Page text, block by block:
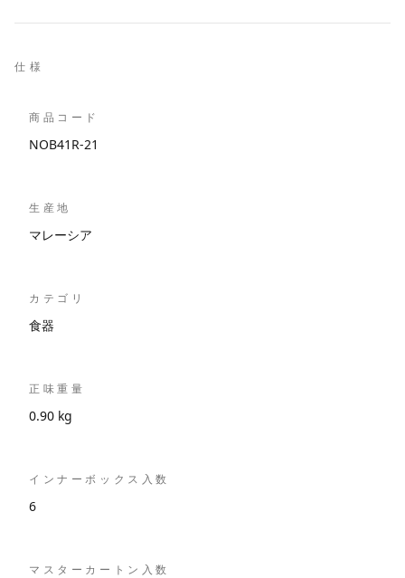
仕様
商品コード
NOB41R-21
生産地
マレーシア
カテゴリ
食器
正味重量
0.90 kg
インナーボックス入数
6
マスターカートン入数